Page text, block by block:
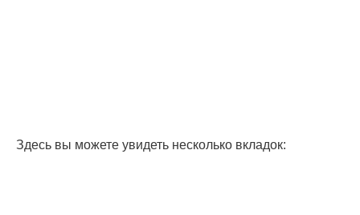
Здесь вы можете увидеть несколько вкладок: